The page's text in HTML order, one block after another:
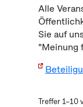
Alle
Sie auf
"Meinung
Treffer 1–10